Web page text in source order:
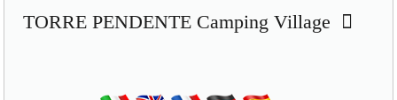
TORRE PENDENTE Camping Village